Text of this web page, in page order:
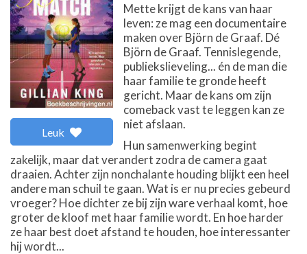
Leuk
Mette krijgt de kans van haar
leven: ze mag een documentaire
maken over Björn de Graaf. Dé
Björn de Graaf. Tennislegende,
publiekslieveling... én de man die
haar familie te gronde heeft
gericht. Maar de kans om zijn
comeback vast te leggen kan ze
niet afslaan.
Hun samenwerking begint
zakelijk, maar dat verandert zodra de camera gaat
draaien. Achter zijn nonchalante houding blijkt een heel
andere man schuil te gaan. Wat is er nu precies gebeurd
vroeger? Hoe dichter ze bij zijn ware verhaal komt, hoe
groter de kloof met haar familie wordt. En hoe harder
ze haar best doet afstand te houden, hoe interessanter
hij wordt...